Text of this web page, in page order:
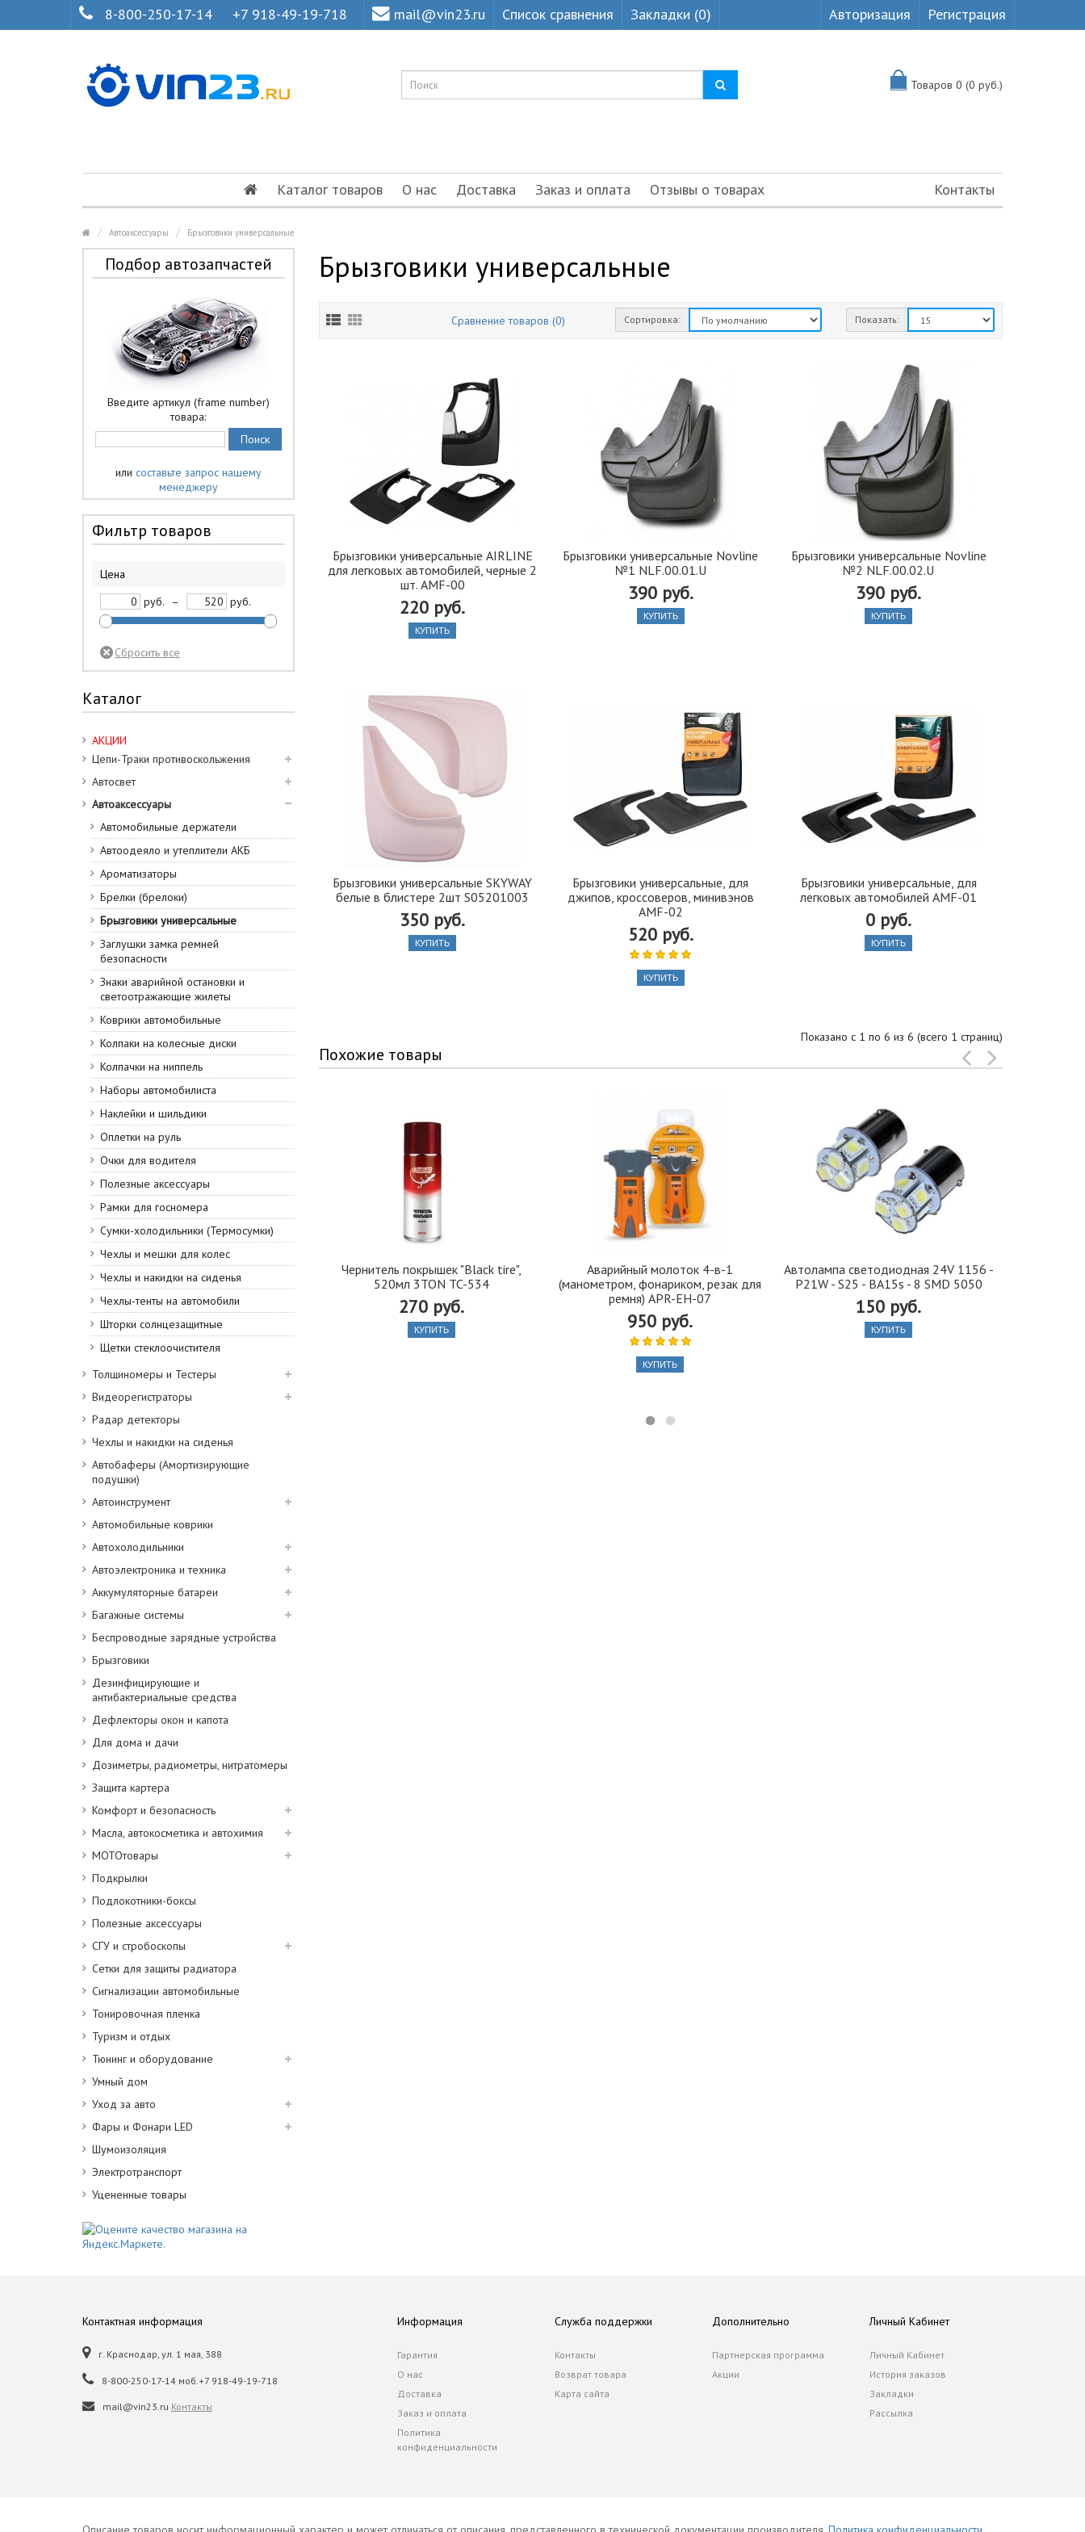
8-800-250-17-14 +7 918-49-19-718 mail@vin23.ru Список сравнения Закладки (0) Авторизация Регистрация
Товаров 0 (0 руб.)
Каталог товаров О нас Доставка Заказ и оплата Отзывы о товарах Контакты
Автоаксессуары Брызговики универсальные
Подбор автозапчастей
Введите артикул (frame number)
товара:
или составьте запрос нашему
менеджеру
Фильтр товаров
Цена
руб.
– руб.
Каталог
АКЦИИ
Цепи-Траки противоскольжения
Автосвет
Автоаксессуары
Автомобильные держатели
Автоодеяло и утеплители АКБ
Ароматизаторы
Брелки (брелоки)
Брызговики универсальные
Заглушки замка ремней
безопасности
Знаки аварийной остановки и
светоотражающие жилеты
Коврики автомобильные
Колпаки на колесные диски
Колпачки на ниппель
Наборы автомобилиста
Наклейки и шильдики
Оплетки на руль
Очки для водителя
Полезные аксессуары
Рамки для госномера
Сумки-холодильники (Термосумки)
Чехлы и мешки для колес
Чехлы и накидки на сиденья
Чехлы-тенты на автомобили
Шторки солнцезащитные
Щетки стеклоочистителя
Толщиномеры и Тестеры
Видеорегистраторы
Радар детекторы
Чехлы и накидки на сиденья
Автобаферы (Амортизирующие
подушки)
Автоинструмент
Автомобильные коврики
Автохолодильники
Автоэлектроника и техника
Аккумуляторные батареи
Багажные системы
Беспроводные зарядные устройства
Брызговики
Дезинфицирующие и
антибактериальные средства
Дефлекторы окон и капота
Для дома и дачи
Дозиметры, радиометры, нитратомеры
Защита картера
Комфорт и безопасность
Масла, автокосметика и автохимия
МОТОтовары
Подкрылки
Подлокотники-боксы
Полезные аксессуары
СГУ и стробоскопы
Сетки для защиты радиатора
Сигнализации автомобильные
Тонировочная пленка
Туризм и отдых
Тюнинг и оборудование
Умный дом
Уход за авто
Фары и Фонари LED
Шумоизоляция
Электротранспорт
Уцененные товары
Брызговики универсальные
Сравнение товаров (0) Сортировка: Показать:
Брызговики универсальные AIRLINE
для легковых автомобилей, черные 2
шт. AMF-00
220 руб.
КУПИТЬ
Брызговики универсальные Novline
№1 NLF.00.01.U
390 руб.
КУПИТЬ
Брызговики универсальные Novline
№2 NLF.00.02.U
390 руб.
КУПИТЬ
Брызговики универсальные SKYWAY
белые в блистере 2шт S05201003
350 руб.
КУПИТЬ
Брызговики универсальные, для
джипов, кроссоверов, минивэнов
AMF-02
520 руб.
КУПИТЬ
Брызговики универсальные, для
легковых автомобилей AMF-01
0 руб.
КУПИТЬ
Показано с 1 по 6 из 6 (всего 1 страниц)
Похожие товары
Чернитель покрышек "Black tire",
520мл 3TON TC-534
270 руб.
КУПИТЬ
Аварийный молоток 4-в-1
(манометром, фонариком, резак для
ремня) APR-EH-07
950 руб.
КУПИТЬ
Автолампа cветодиодная 24V 1156 -
P21W - S25 - BA15s - 8 SMD 5050
150 руб.
КУПИТЬ
Контактная информация
г. Краснодар, ул. 1 мая, 388
8-800-250-17-14 моб.+7 918-49-19-718
mail@vin23.ru Контакты
Информация
Гарантия
О нас
Доставка
Заказ и оплата
Политика
конфиденциальности
Служба поддержки
Контакты
Возврат товара
Карта сайта
Дополнительно
Партнерская программа
Акции
Личный Кабинет
Личный Кабинет
История заказов
Закладки
Рассылка